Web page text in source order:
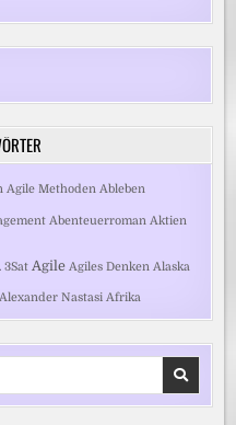
Agile Methoden Ableben
Abenteuerroman Aktien
3Sat Agile Agiles Denken Alaska
Alexander Nastasi Afrika